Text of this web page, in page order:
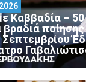
Καββαδία – 50
ποίησης